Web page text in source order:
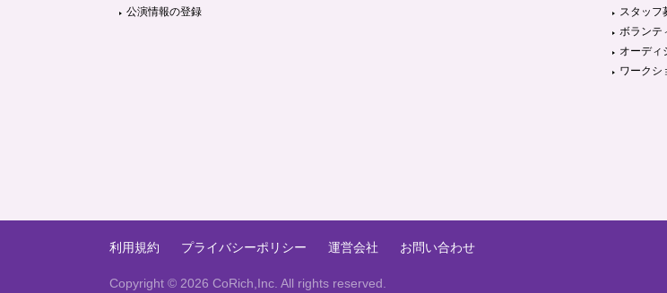
公演情報の登録
スタッフ
ボランテ
オーディ
ワークシ
利用規約 プライバシーポリシー 運営会社 お問い合わせ
Copyright © 2026 CoRich,Inc. All rights reserved.